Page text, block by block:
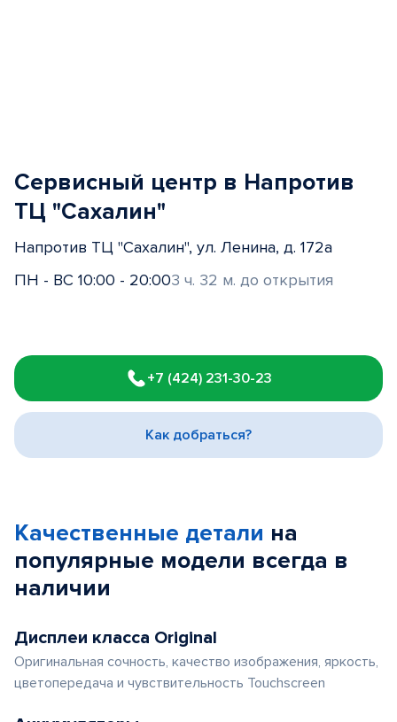
Сервисный центр в Напротив
ТЦ "Сахалин"
Напротив ТЦ "Сахалин", ул. Ленина, д. 172а
ПН - ВС 10:00 - 20:003 ч. 32 м. до открытия
1
of
3
+7 (424) 231-30-23
Как добраться?
Качественные детали на
популярные модели всегда в
наличии
Дисплеи класса Original
Оригинальная сочность, качество изображения, яркость,
цветопередача и чувствительность Touchscreen